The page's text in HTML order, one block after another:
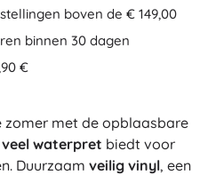
boven de € 149,00
binnen 30 dagen
€
zomer met de opblaasbare
veel waterpret biedt voor
Duurzaam veilig vinyl, een